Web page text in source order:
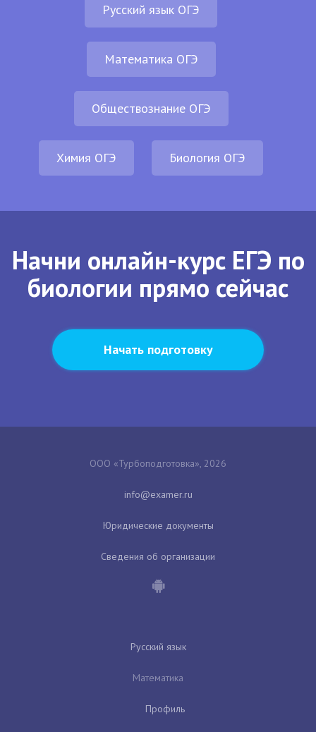
Русский язык ОГЭ
Математика ОГЭ
Обществознание ОГЭ
Химия ОГЭ Биология ОГЭ
Начни онлайн-курс ЕГЭ по
биологии прямо сейчас
Начать подготовку
ООО «Турбоподготовка», 2026
Юридические документы
Сведения об организации
Русский язык
Математика
Профиль